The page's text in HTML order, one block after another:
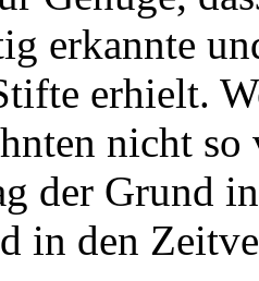
erkannte
erhielt.
nicht
der Grund
in den